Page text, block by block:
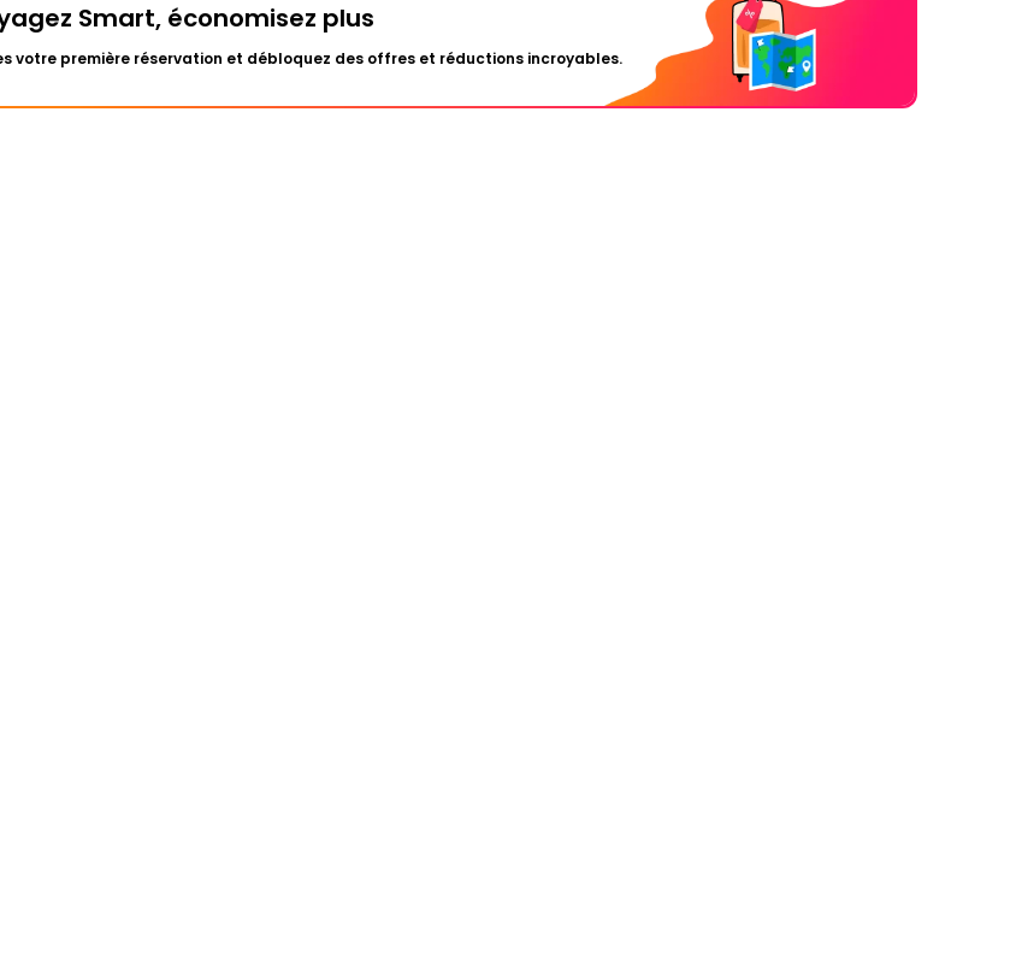
Smart, économisez plus
votre première réservation et débloquez des offres et réductions incroyables.